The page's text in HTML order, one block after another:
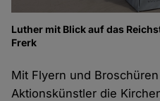
Luther mit Blick auf das
Frerk
Mit Flyern und
Aktionskünstler die